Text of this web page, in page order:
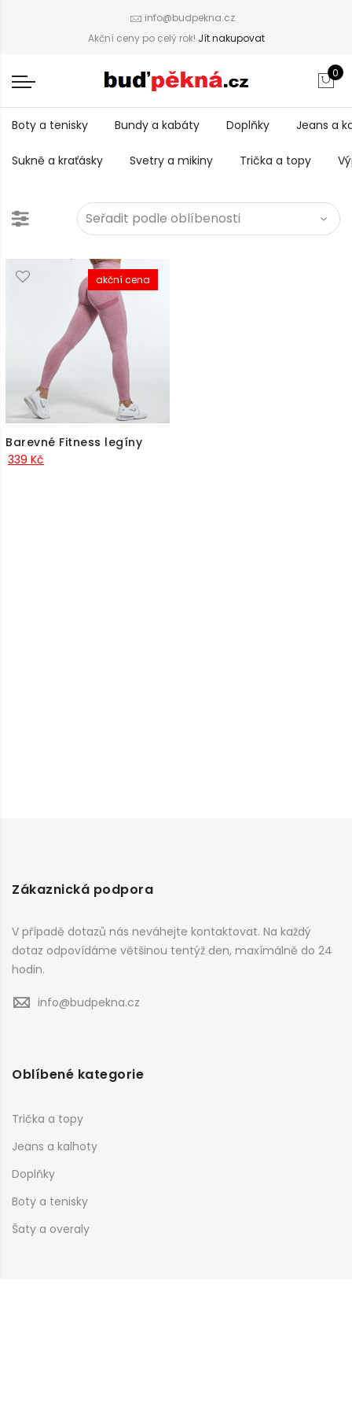
info@budpekna.cz
Akční ceny po celý rok! Jít nakupovat
0
Boty a tenisky Bundy a kabáty Doplňky Jeans a
Sukně a kraťásky Svetry a mikiny Trička a topy
Barevné Fitness legíny
339 Kč
Zákaznická podpora
V případě dotazů nás neváhejte kontaktovat. Na každý
dotaz odpovídáme většinou tentýž den, maxímálně do 24
hodin.
info@budpekna.cz
Oblíbené kategorie
Trička a topy
Jeans a kalhoty
Doplňky
Boty a tenisky
Šaty a overaly